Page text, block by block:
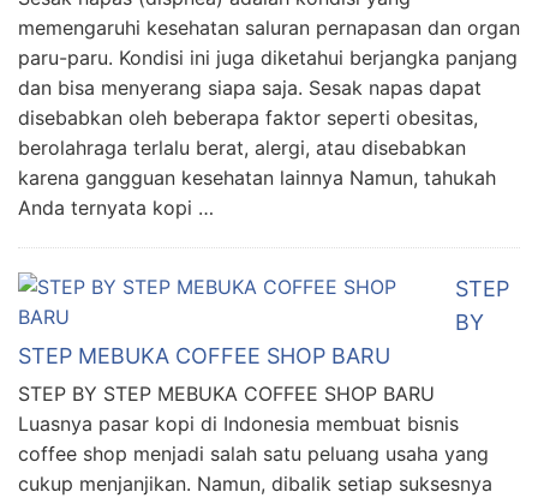
memengaruhi kesehatan saluran pernapasan dan organ
paru-paru. Kondisi ini juga diketahui berjangka panjang
dan bisa menyerang siapa saja. Sesak napas dapat
disebabkan oleh beberapa faktor seperti obesitas,
berolahraga terlalu berat, alergi, atau disebabkan
karena gangguan kesehatan lainnya Namun, tahukah
Anda ternyata kopi …
STEP
BY
STEP MEBUKA COFFEE SHOP BARU
STEP BY STEP MEBUKA COFFEE SHOP BARU
Luasnya pasar kopi di Indonesia membuat bisnis
coffee shop menjadi salah satu peluang usaha yang
cukup menjanjikan. Namun, dibalik setiap suksesnya